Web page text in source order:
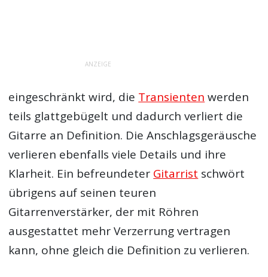
ANZEIGE
eingeschränkt wird, die Transienten werden
teils glattgebügelt und dadurch verliert die
Gitarre an Definition. Die Anschlagsgeräusche
verlieren ebenfalls viele Details und ihre
Klarheit. Ein befreundeter Gitarrist schwört
übrigens auf seinen teuren
Gitarrenverstärker, der mit Röhren
ausgestattet mehr Verzerrung vertragen
kann, ohne gleich die Definition zu verlieren.